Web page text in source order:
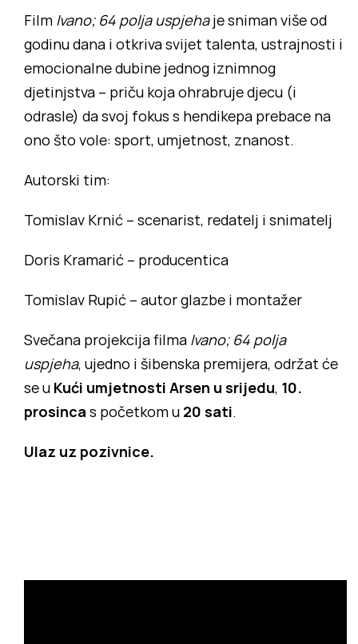
Film Ivano; 64 polja uspjehaje sniman više od
godinu dana i otkriva svijet talenta, ustrajnosti i
emocionalne dubine jednog iznimnog
djetinjstva – priču koja ohrabruje djecu (i
odrasle) da svoj fokus s hendikepa prebace na
ono što vole: sport, umjetnost, znanost.
Autorski tim:
Tomislav Krnić – scenarist, redatelj i snimatelj
Doris Kramarić – producentica
Tomislav Rupić – autor glazbe i montažer
Svečana projekcija filma Ivano; 64 polja
uspjeha, ujedno i šibenska premijera, održat će
se u Kući umjetnosti Arsen u srijedu, 10.
prosinca s početkom u 20 sati.
Ulaz uz pozivnice.